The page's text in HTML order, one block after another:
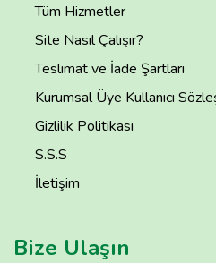
Tüm Hizmetler
Site Nasıl Çalışır?
Teslimat ve İade Şartları
Kurumsal Üye Kullanıcı
Gizlilik Politikası
S.S.S
İletişim
Bize Ulaşın